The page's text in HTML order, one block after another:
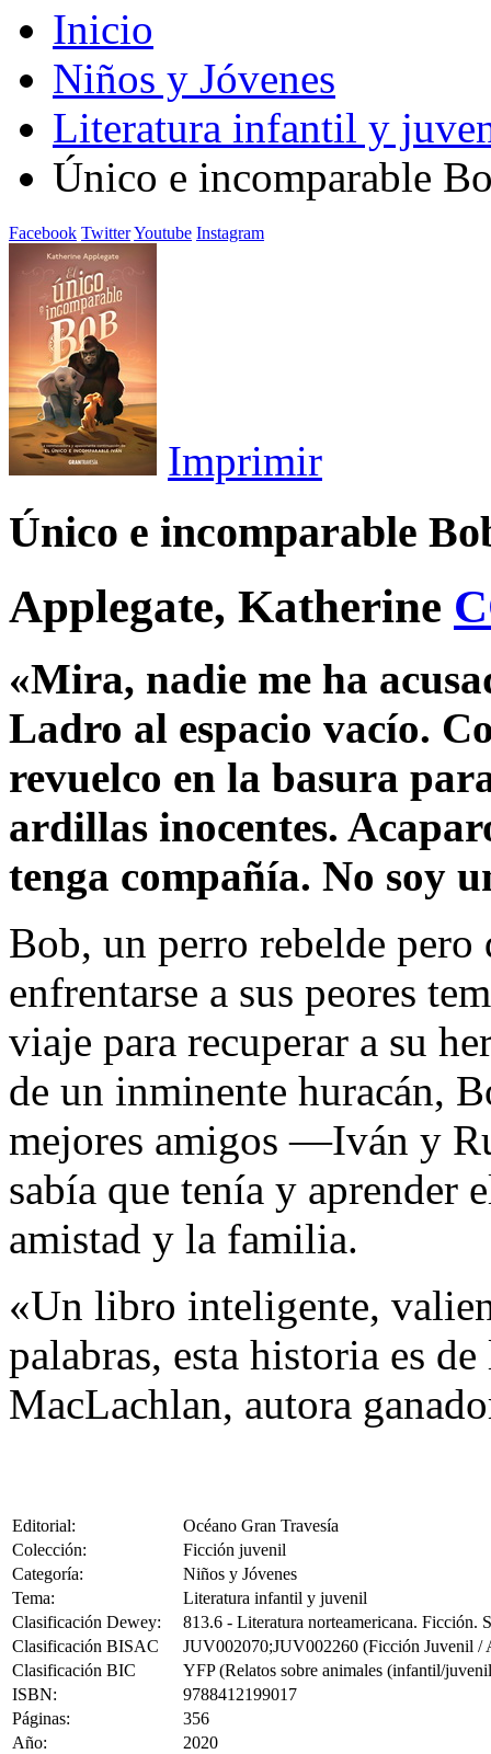
Inicio
Niños y Jóvenes
Literatura infantil y
Único e incomparable
Facebook TwitterYoutube Instagram
Imprimir
Único e incomparable
Applegate, Katherine
«Mira, nadie me ha
Ladro al espacio vacío.
revuelco en la basura
ardillas inocentes.
tenga compañía. No soy
Bob, un perro rebelde pero
enfrentarse a sus peores
viaje para recuperar a su
de un inminente huracán,
mejores amigos —Iván y
sabía que tenía y aprender
amistad y la familia.
«Un libro inteligente,
palabras, esta historia es
MacLachlan, autora
Editorial:
Océano Gran Travesía
Colección:
Ficción juvenil
Categoría:
Niños y Jóvenes
Tema:
Literatura infantil y juvenil
Clasificación Dewey:
813.6 - Literatura norteamericana. Ficción.
Clasificación BISAC
JUV002070;JUV002260 (Ficción Juvenil /
Clasificación BIC
YFP (Relatos sobre animales (infantil/
ISBN:
9788412199017
Páginas:
356
Año:
2020